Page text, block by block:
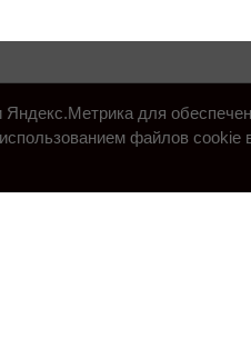
для
файлов cookie